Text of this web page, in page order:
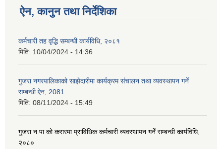
ऐन, कानुन तथा निर्देशिका
कर्मचारी तह वृद्धि सम्बन्धी कार्यविधि, २०८१
मिति: 10/04/2024 - 14:36
गुजरा नगरपालिकाको साझेदारीमा कार्यक्रम संचालन तथा व्यवस्थापन गर्ने
सम्बन्धी ऐन, 2081
मिति: 08/11/2024 - 15:49
गुजरा न.पा को करारमा प्राविधिक कर्मचारी व्यवस्थापन गर्ने सम्बन्धी कार्यविधि,
२०८०